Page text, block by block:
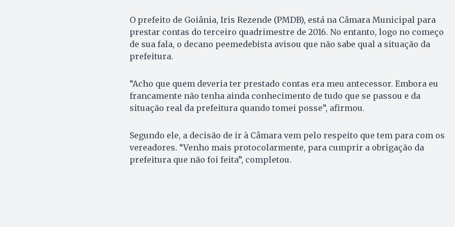
O prefeito de Goiânia, Iris Rezende (PMDB), está na Câmara Municipal para
prestar contas do terceiro quadrimestre de 2016. No entanto, logo no começo
de sua fala, o decano peemedebista avisou que não sabe qual a situação da
prefeitura.
“Acho que quem deveria ter prestado contas era meu antecessor. Embora eu
francamente não tenha ainda conhecimento de tudo que se passou e da
situação real da prefeitura quando tomei posse”, afirmou.
Segundo ele, a decisão de ir à Câmara vem pelo respeito que tem para com os
vereadores. “Venho mais protocolarmente, para cumprir a obrigação da
prefeitura que não foi feita”, completou.